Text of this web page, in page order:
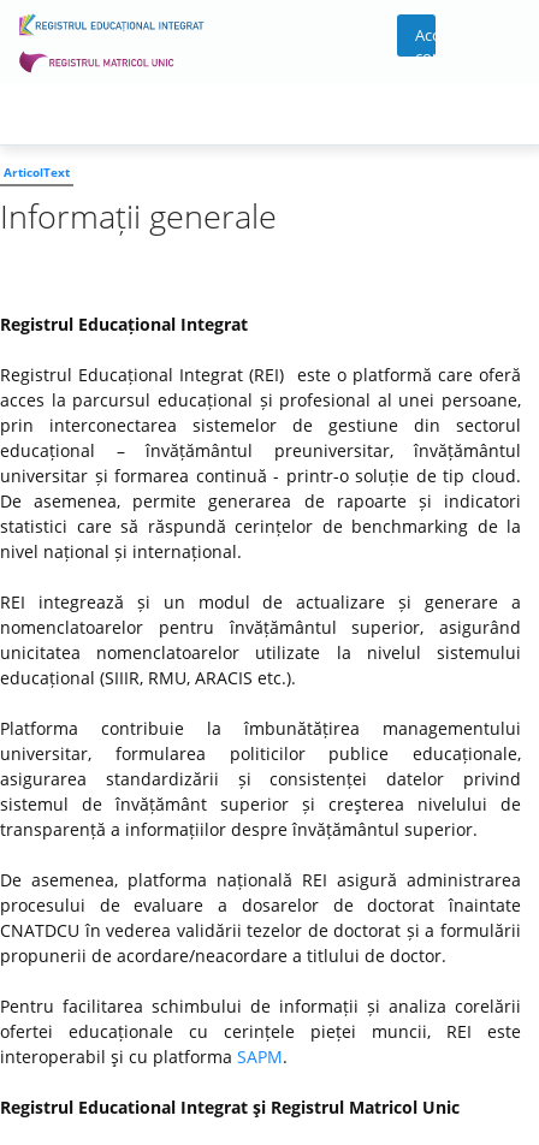
Acces
cont
ArticolText
Informații generale
Registrul Educațional Integrat
Registrul Educațional Integrat (REI) este o platformă care oferă
acces la parcursul educațional și profesional al unei persoane,
prin interconectarea sistemelor de gestiune din sectorul
educațional – învățământul preuniversitar, învățământul
universitar și formarea continuă - printr-o soluție de tip cloud.
De asemenea, permite generarea de rapoarte și indicatori
statistici care să răspundă cerințelor de benchmarking de la
nivel național și internațional.
REI integrează și un modul de actualizare și generare a
nomenclatoarelor pentru învățământul superior, asigurând
unicitatea nomenclatoarelor utilizate la nivelul sistemului
educațional (SIIIR, RMU, ARACIS etc.).
Platforma contribuie la îmbunătățirea managementului
universitar, formularea politicilor publice educaționale,
asigurarea standardizării și consistenței datelor privind
sistemul de învățământ superior și creşterea nivelului de
transparență a informațiilor despre învățământul superior.
De asemenea, platforma națională REI asigură administrarea
procesului de evaluare a dosarelor de doctorat înaintate
CNATDCU în vederea validării tezelor de doctorat și a formulării
propunerii de acordare/neacordare a titlului de doctor.
Pentru facilitarea schimbului de informații și analiza corelării
ofertei educaționale cu cerințele pieței muncii, REI este
interoperabil şi cu platforma SAPM.
Registrul Educational Integrat şi Registrul Matricol Unic